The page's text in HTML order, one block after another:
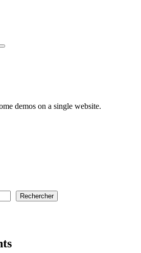
demos on a single website.
Rechercher